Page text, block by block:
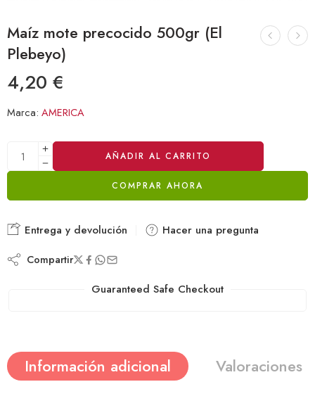
Maíz mote precocido 500gr (El
Plebeyo)
4,20 €
Marca: AMERICA
AÑADIR AL CARRITO
COMPRAR AHORA
Alternative:
Entrega y devolución Hacer una pregunta
Compartir
Guaranteed Safe Checkout
Información adicional Valoraciones